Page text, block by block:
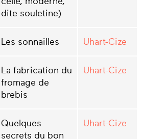
dite souletine)
Les sonnailles Uhart-Cize
La fabrication du
fromage de
brebis
Uhart-Cize
Quelques
secrets du bon
Uhart-Cize